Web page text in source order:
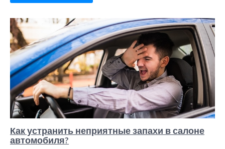
Как устранить неприятные запахи в салоне
автомобиля?